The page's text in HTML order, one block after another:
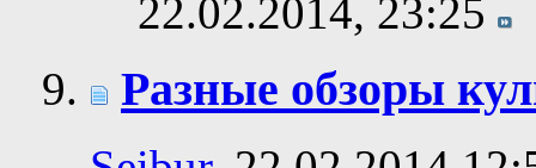
22.02.2014, 23:25
Разные обзоры